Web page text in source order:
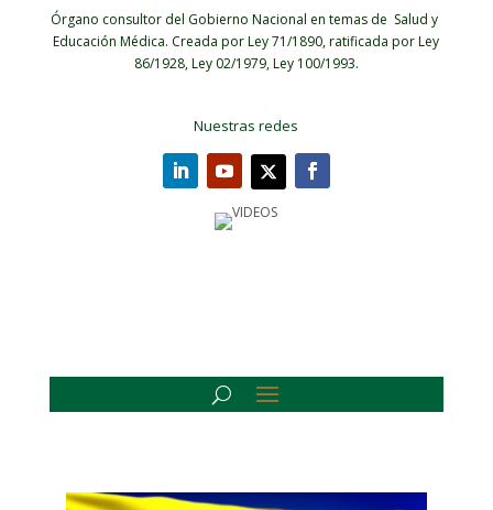
Órgano consultor del Gobierno Nacional en temas de Salud y
Educación Médica. Creada por Ley 71/1890, ratificada por Ley
86/1928, Ley 02/1979, Ley 100/1993.
Nuestras redes